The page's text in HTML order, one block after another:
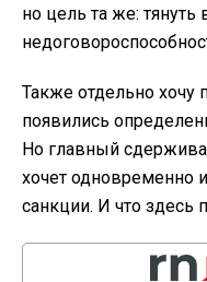
но цель та же:
Также отдельно хочу
появились
Но главный
хочет одновременно
санкции. И что здесь